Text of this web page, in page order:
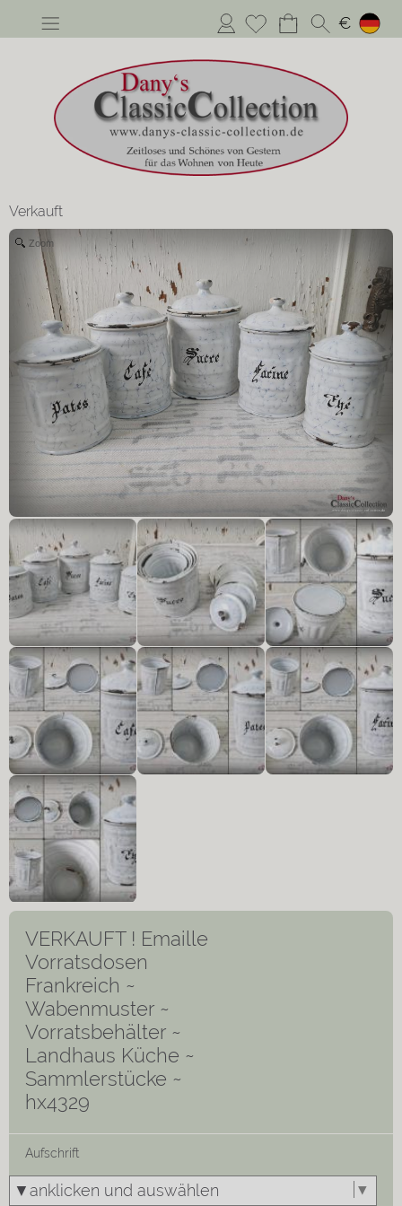
Anmelden €
Verkauft
Zoom
VERKAUFT ! Emaille
Vorratsdosen
Frankreich ~
Wabenmuster ~
Vorratsbehälter ~
Landhaus Küche ~
Sammlerstücke ~
hx4329
Aufschrift